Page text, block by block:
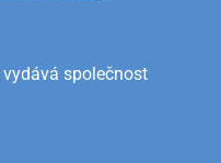
společnost